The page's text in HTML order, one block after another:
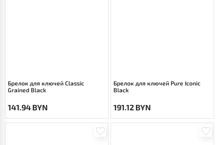
Брелок для ключей Classic
Grained Black
141.94 BYN
Брелок для ключей Pure Iconic
Black
191.12 BYN